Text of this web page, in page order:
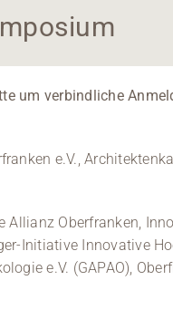
um verbindliche
e.V.,
Oberfranken,
Initiative Innovative
e.V. (GAPAO),